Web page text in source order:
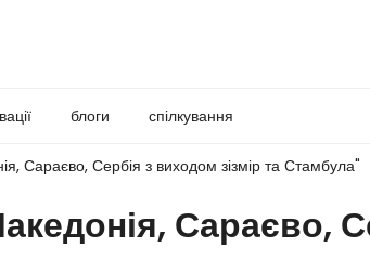
блоги спілкування
Сараєво, Сербія з виходом зізмір та Стамбула"
Сараєво,